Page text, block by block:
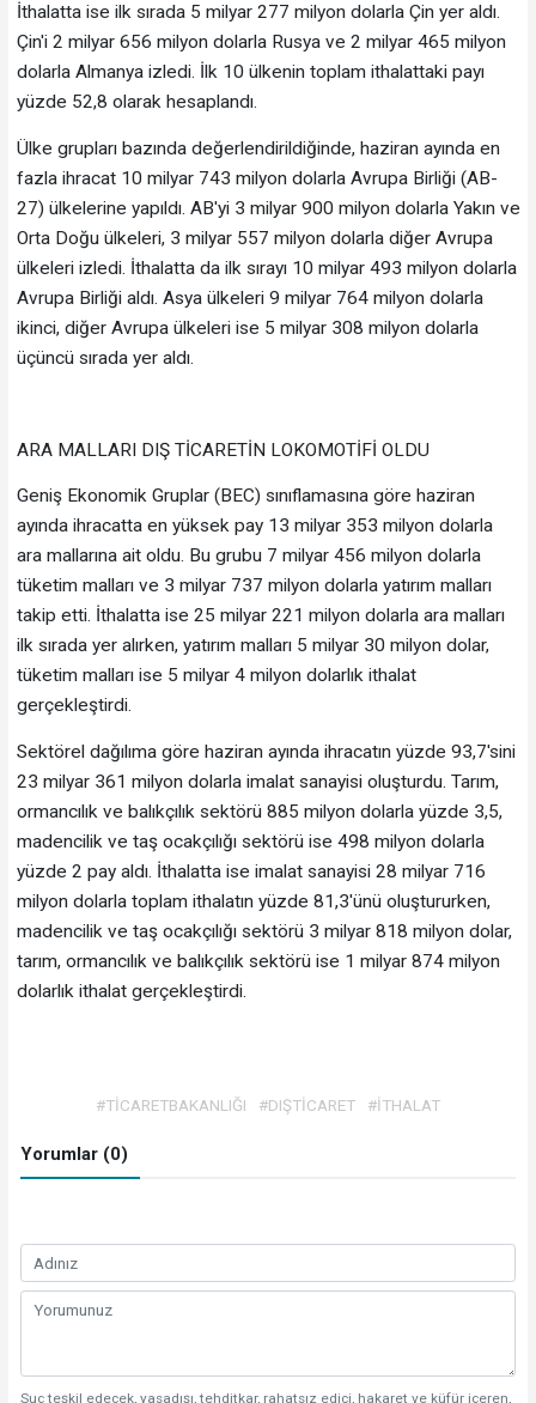
İthalatta ise ilk sırada 5 milyar 277 milyon dolarla Çin yer aldı.
Çin'i 2 milyar 656 milyon dolarla Rusya ve 2 milyar 465 milyon
dolarla Almanya izledi. İlk 10 ülkenin toplam ithalattaki payı
yüzde 52,8 olarak hesaplandı.
Ülke grupları bazında değerlendirildiğinde, haziran ayında en
fazla ihracat 10 milyar 743 milyon dolarla Avrupa Birliği (AB-
27) ülkelerine yapıldı. AB'yi 3 milyar 900 milyon dolarla Yakın ve
Orta Doğu ülkeleri, 3 milyar 557 milyon dolarla diğer Avrupa
ülkeleri izledi. İthalatta da ilk sırayı 10 milyar 493 milyon dolarla
Avrupa Birliği aldı. Asya ülkeleri 9 milyar 764 milyon dolarla
ikinci, diğer Avrupa ülkeleri ise 5 milyar 308 milyon dolarla
üçüncü sırada yer aldı.
ARA MALLARI DIŞ TİCARETİN LOKOMOTİFİ OLDU
Geniş Ekonomik Gruplar (BEC) sınıflamasına göre haziran
ayında ihracatta en yüksek pay 13 milyar 353 milyon dolarla
ara mallarına ait oldu. Bu grubu 7 milyar 456 milyon dolarla
tüketim malları ve 3 milyar 737 milyon dolarla yatırım malları
takip etti. İthalatta ise 25 milyar 221 milyon dolarla ara malları
ilk sırada yer alırken, yatırım malları 5 milyar 30 milyon dolar,
tüketim malları ise 5 milyar 4 milyon dolarlık ithalat
gerçekleştirdi.
Sektörel dağılıma göre haziran ayında ihracatın yüzde 93,7'sini
23 milyar 361 milyon dolarla imalat sanayisi oluşturdu. Tarım,
ormancılık ve balıkçılık sektörü 885 milyon dolarla yüzde 3,5,
madencilik ve taş ocakçılığı sektörü ise 498 milyon dolarla
yüzde 2 pay aldı. İthalatta ise imalat sanayisi 28 milyar 716
milyon dolarla toplam ithalatın yüzde 81,3'ünü oluştururken,
madencilik ve taş ocakçılığı sektörü 3 milyar 818 milyon dolar,
tarım, ormancılık ve balıkçılık sektörü ise 1 milyar 874 milyon
dolarlık ithalat gerçekleştirdi.
#TİCARETBAKANLIĞI #DIŞTİCARET #İTHALAT
Yorumlar (0)
Suç teşkil edecek, yasadışı, tehditkar, rahatsız edici, hakaret ve küfür içeren,